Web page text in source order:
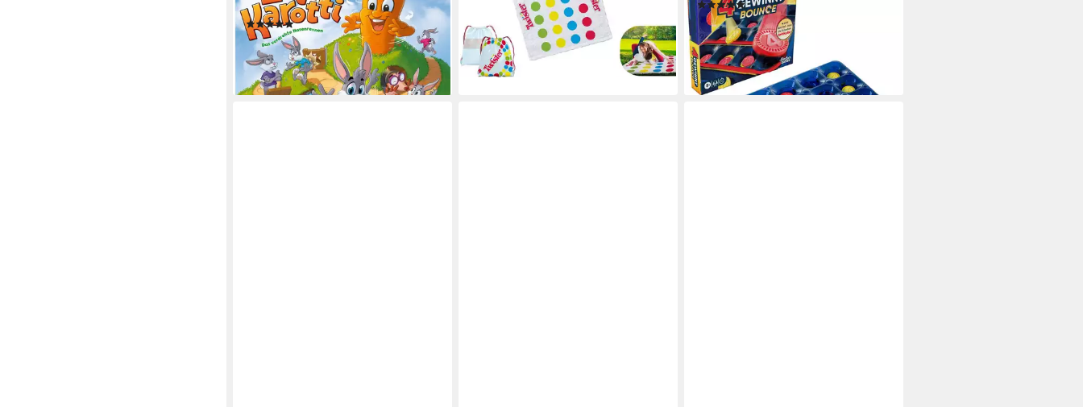
in Europe
(73)
ab 24,40 € 29,99 €
-19%
leider ausverkauft
lieferbar - in 2-3 Werktagen bei dir
(1)
ab 15,50 € UVP19,99 €
-22%
lieferbar - in 1-2 Werktagen bei dir